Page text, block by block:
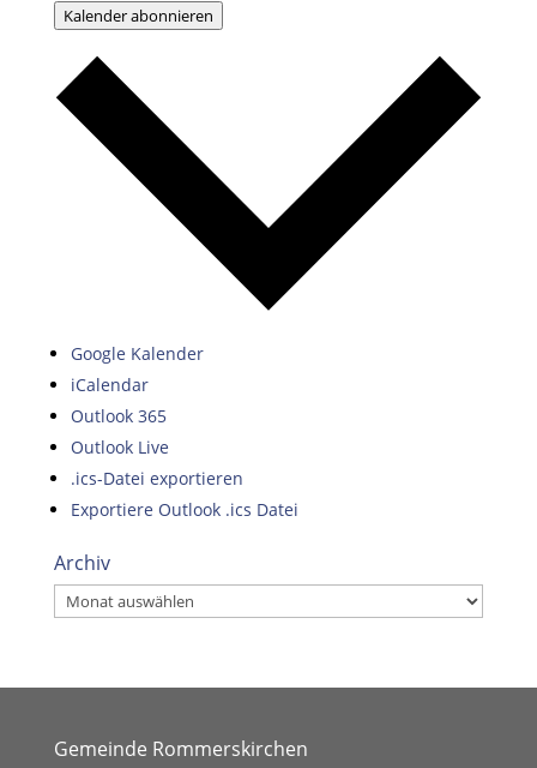
Kalender abonnieren
Google Kalender
iCalendar
Outlook 365
Outlook Live
.ics-Datei exportieren
Exportiere Outlook .ics Datei
Archiv
Archiv
Gemeinde Rommerskirchen